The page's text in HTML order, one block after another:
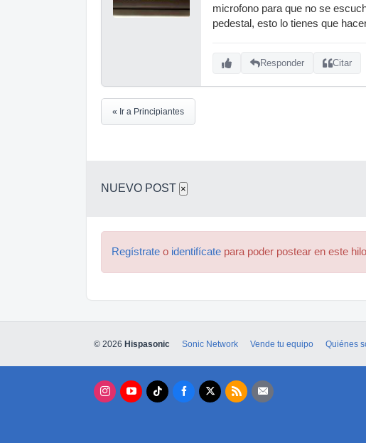
microfono para que no se
pedestal, esto lo tienes que
Responder Citar
« Ir a Principiantes
NUEVO POST ×
Regístrate o identifícate para poder postear en este hilo
© 2026 Hispasonic Sonic Network Vende tu equipo Quiénes